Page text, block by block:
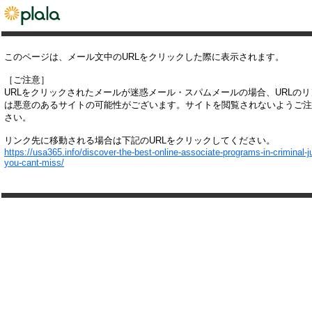
このページは、メール文中のURLをクリックした際に表示されます。
［ご注意］
URLをクリックされたメールが迷惑メール・スパムメールの場合、URLの
は悪意のあるサイトの可能性がございます。サイトを閲覧されないようご
さい。
リンク先に移動される場合は下記のURLをクリックしてください。
https://usa365.info/discover-the-best-online-associate-programs-in-criminal-
you-cant-miss/